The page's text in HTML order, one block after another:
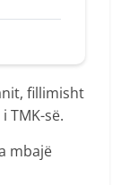
fillimisht
TMK-së.
mbajë